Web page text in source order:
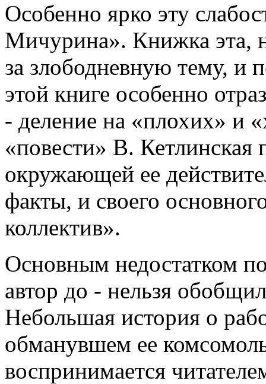
Особенно ярко эту
Мичурина». Книжка эта,
за злободневную тему, и
этой книге особенно
- деление на «плохих» и
«повести» В. Кетлинская
окружающей ее
факты, и своего
коллектив».
Основным недостатком
автор до - нельзя
Небольшая история о
обманувшем ее
воспринимается